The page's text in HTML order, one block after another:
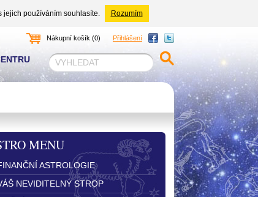
jejich používáním souhlasíte. Rozumím
MENU
ASTROLOGIE
NEVIDITELNÝ STROP
Přihlášení
Nákupní košík (0)